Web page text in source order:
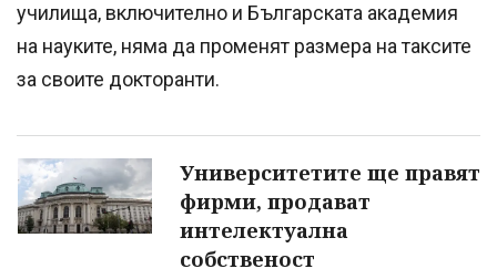
училища, включително и Българската академия
на науките, няма да променят размера на таксите
за своите докторанти.
Университетите ще правят
фирми, продават
интелектуална
собственост